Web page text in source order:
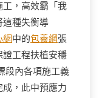
，高效霸「我
這種失衡導
網中的包養網張
工程扶植安穩
段內各項施工義
，此中預應力